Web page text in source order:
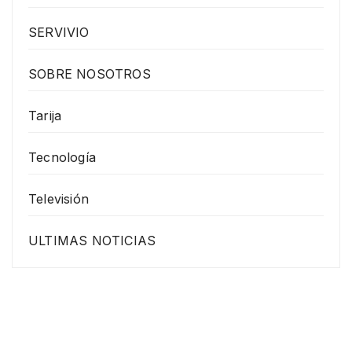
SERVIVIO
SOBRE NOSOTROS
Tarija
Tecnología
Televisión
ULTIMAS NOTICIAS